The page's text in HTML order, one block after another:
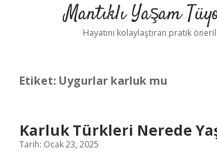
Yasal Uyarı
Mantıklı Yaşam
Hayatını kolaylaştıran pratik
Etiket: Uygurlar karluk mu
Karluk Türkleri Nerede
Tarih: Ocak 23, 2025